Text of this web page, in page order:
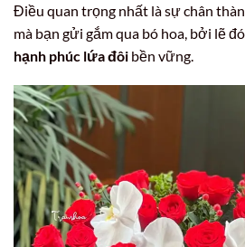
Điều quan trọng nhất là sự chân
mà bạn gửi gắm qua bó hoa, bởi lẽ
hạnh phúc lứa đôi bền vững.